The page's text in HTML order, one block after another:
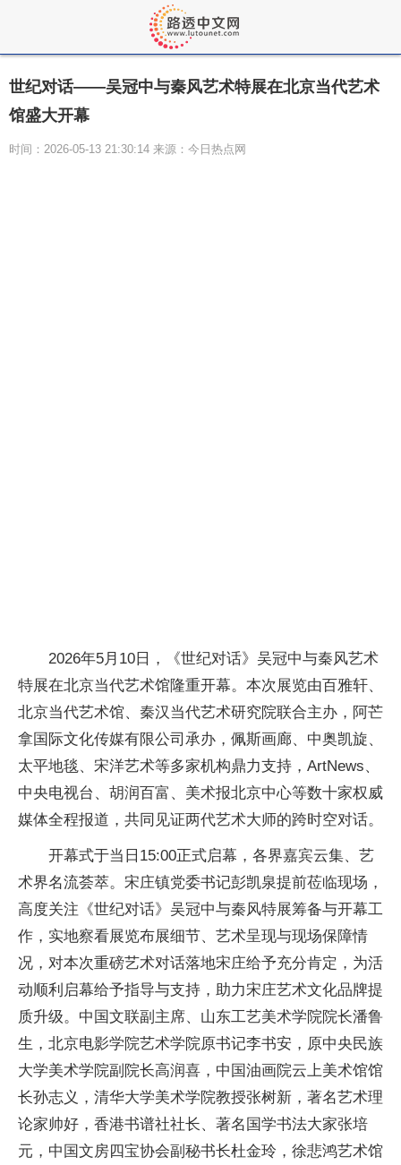
世纪对话——吴冠中与秦风艺术特展在北京当代艺术
馆盛大开幕
时间：2026-05-13 21:30:14 来源：今日热点网
2026年5月10日，《世纪对话》吴冠中与秦风艺术
特展在北京当代艺术馆隆重开幕。本次展览由百雅轩、
北京当代艺术馆、秦汉当代艺术研究院联合主办，阿芒
拿国际文化传媒有限公司承办，佩斯画廊、中奥凯旋、
太平地毯、宋洋艺术等多家机构鼎力支持，ArtNews、
中央电视台、胡润百富、美术报北京中心等数十家权威
媒体全程报道，共同见证两代艺术大师的跨时空对话。
开幕式于当日15:00正式启幕，各界嘉宾云集、艺
术界名流荟萃。宋庄镇党委书记彭凯泉提前莅临现场，
高度关注《世纪对话》吴冠中与秦风特展筹备与开幕工
作，实地察看展览布展细节、艺术呈现与现场保障情
况，对本次重磅艺术对话落地宋庄给予充分肯定，为活
动顺利启幕给予指导与支持，助力宋庄艺术文化品牌提
质升级。 中国文联副 主席、山东工艺美术学院院长潘鲁
生，北京电影学院艺术学院原书记李书安，原中央民族
大学美术学院副院长高润喜， 中国油画院云上美术馆馆
长孙志义，清华大学美术学院教授张树新，著名艺术理
论家帅好， 香港书谱社社长、著名国学书法大家张培
元， 中国文房四宝协会副秘书长杜金玲，徐悲鸿艺术馆